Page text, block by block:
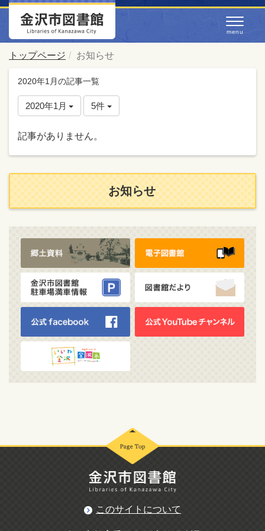
トップページ お知らせ
2020年1月の記事一覧
2020年1月 5件
記事がありません。
お知らせ
このサイトについて